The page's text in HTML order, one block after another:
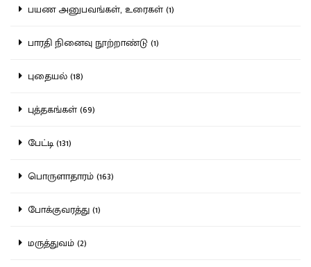
பயண அனுபவங்கள், உரைகள் (1)
பாரதி நினைவு நூற்றாண்டு (1)
புதையல் (18)
புத்தகங்கள் (69)
பேட்டி (131)
பொருளாதாரம் (163)
போக்குவரத்து (1)
மருத்துவம் (2)